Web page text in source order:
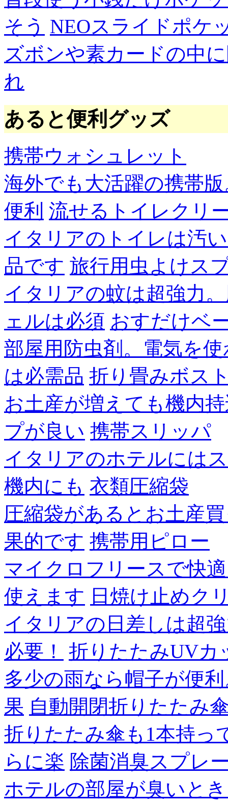
そう NEOスライドポケ
ズボンや素カードの中
れ
あると便利グッズ
携帯ウォシュレット
海外でも大活躍の携帯
便利 流せるトイレクリ
イタリアのトイレは汚
品です 旅行用虫よけス
イタリアの蚊は超強力
ェルは必須 おすだけベ
部屋用防虫剤。電気を
は必需品 折り畳みボス
お土産が増えても機内
プが良い 携帯スリッパ
イタリアのホテルには
機内にも 衣類圧縮袋
圧縮袋があるとお土産
果的です 携帯用ピロー
マイクロフリースで快
使えます 日焼け止めク
イタリアの日差しは超
必要！
折りたたみUVカ
多少の雨なら帽子が便
果 自動開閉折りたたみ
折りたたみ傘も1本持っ
らに楽 除菌消臭スプレ
ホテルの部屋が臭いと